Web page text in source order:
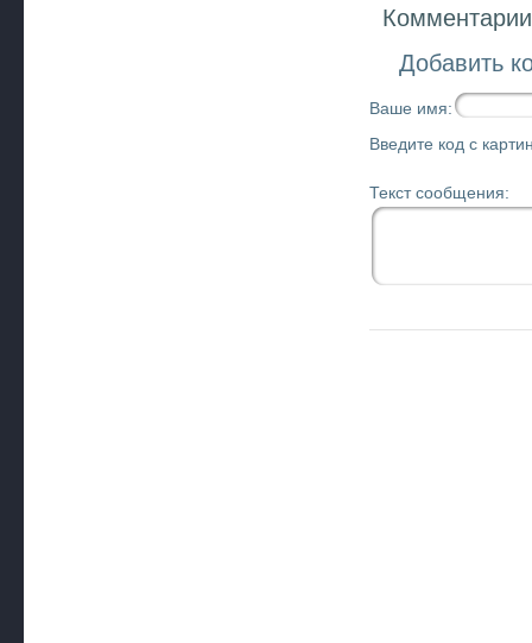
Добавить
Ваше имя:
Введите код с
Текст сообщения: